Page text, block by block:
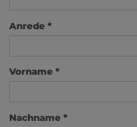
Anrede
Vorname
Nachname